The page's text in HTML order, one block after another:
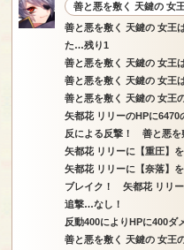
善と悪を敷く 天鍵の 女
善と悪を敷く 天鍵の 女王
た…残り1
善と悪を敷く 天鍵の 女王
善と悪を敷く 天鍵の 女王
善と悪を敷く 天鍵の 女王
矢都花 リリーのHPに6470
反による反撃！ 善と悪を
矢都花 リリーに【重圧】を
矢都花 リリーに【奈落】を
ブレイク！ 矢都花 リリー
追撃…なし！
反動400によりHPに400ダ
善と悪を敷く 天鍵の 女王